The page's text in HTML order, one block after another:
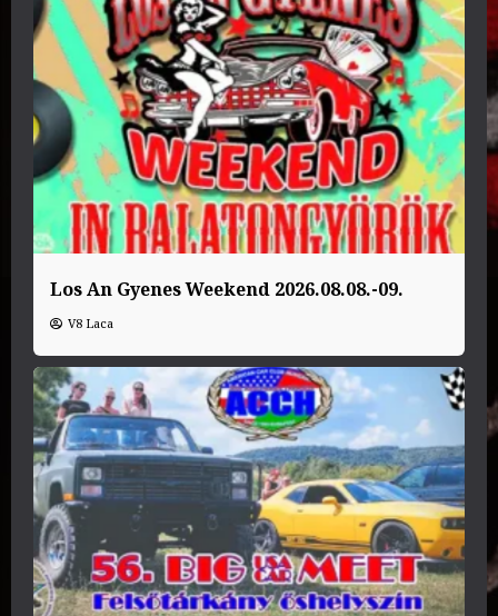
Los An Gyenes Weekend 2026.08.08.-09.
V8 Laca